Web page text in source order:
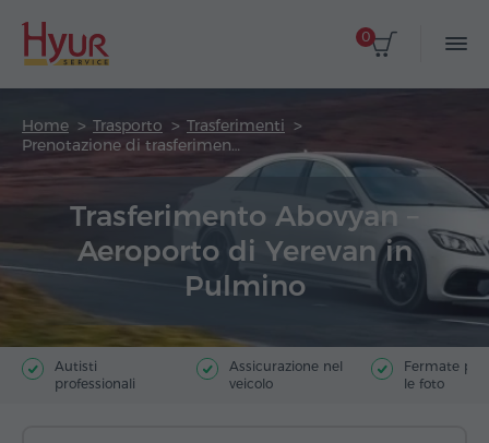
0
Home Trasporto
Trasferimenti
Prenotazione di trasferimento
Trasferimento Abovyan –
Aeroporto di Yerevan in
Pulmino
Autisti
professionali
Assicurazione nel
veicolo
Fermate
le foto